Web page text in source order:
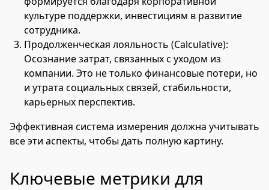
культуре поддержки, инвестициям в развитие
сотрудника.
Продолженческая лояльность (Calculative):
Осознание затрат, связанных с уходом из
компании. Это не только финансовые потери, но
и утрата социальных связей, стабильности,
карьерных перспектив.
Эффективная система измерения должна учитывать
все эти аспекты, чтобы дать полную картину.
Ключевые метрики для